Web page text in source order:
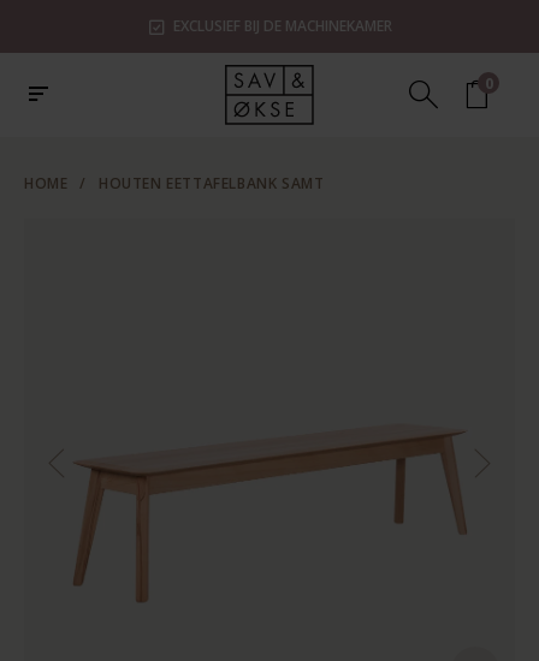
EXCLUSIEF BIJ DE MACHINEKAMER
0
HOME / HOUTEN EETTAFELBANK SAMT